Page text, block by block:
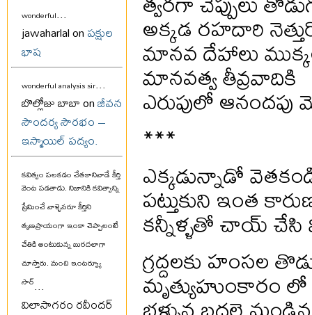
wonderful...
jawaharlal onపక్షుల
భాష
wonderful analysis sir...
బొల్లోజు బాబా onజీవన
సౌందర్య సౌరభం –
ఇస్మాయిల్ పద్యం.
కవిత్వం పలకడం చేతకానివాడే కీర్తి
వెంట పడతాడు. నిజానికి కవిత్వాన్ని
ప్రేమించే వాళ్ళెవరూ కీర్తిని
తృణప్రాయంగా ఇంకా చెప్పాలంటే
చేతికి అంటుకున్న బురదలాగా
చూస్తారు. మంచి ఇంటర్వ్యూ
సార్...
విలాసాగరం రవీందర్
అక్కడ రహదారి
మానవ దేహాలు
మానవత్వ తీవ్రవాదికి
ఎరుపులో ఆనందపు
***
ఎక్కడున్నాడో
పట్తుకుని ఇంత
కన్నీళ్ళతో చాయ్ చేసి
గ్రద్దలకు హంసల
మృత్యుహుంకారం